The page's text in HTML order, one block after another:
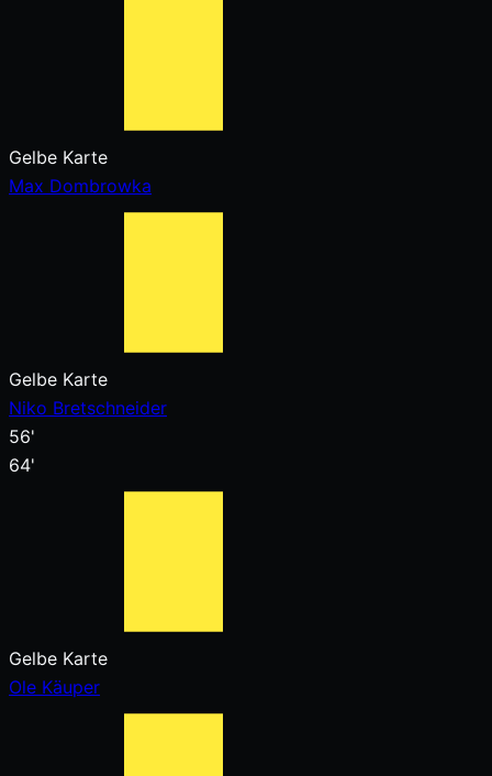
Gelbe Karte
Max Dombrowka
Gelbe Karte
Niko Bretschneider
56'
64'
Gelbe Karte
Ole Käuper